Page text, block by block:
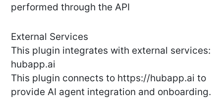
performed through the API
External Services
This plugin integrates with external services:
hubapp.ai
This plugin connects to https://hubapp.ai to
provide AI agent integration and onboarding.